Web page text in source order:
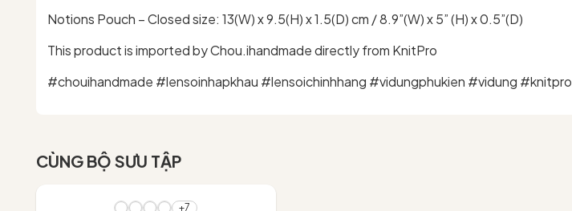
Notions Pouch – Closed size: 13(W) x 9.5(H) x 1.5(D) cm / 8.9”(W) x 5” (H) x 0.5”(D)
This product is imported by Chou.ihandmade directly from KnitPro
#chouihandmade #lensoinhapkhau #lensoichinhhang #vidungphukien #vidung #knitpro
CÙNG BỘ SƯU TẬP
+7